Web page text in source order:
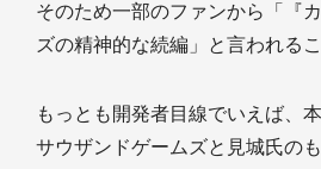
そのため一部のファンから「『
ズの精神的な続編」と言われる
もっとも開発者目線でいえば、
サウザンドゲームズと見城氏の